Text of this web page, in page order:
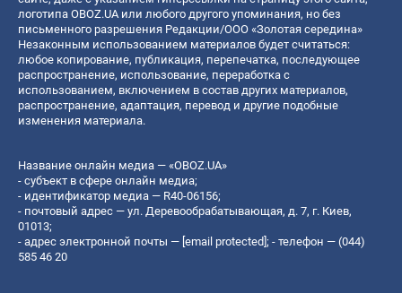
логотипа OBOZ.UA или любого другого упоминания, но без
письменного разрешения Редакции/ООО «Золотая середина»
Незаконным использованием материалов будет считаться:
любое копирование, публикация, перепечатка, последующее
распространение, использование, переработка с
использованием, включением в состав других материалов,
распространение, адаптация, перевод и другие подобные
изменения материала.
Название онлайн медиа — «OBOZ.UA»
- субъект в сфере онлайн медиа;
- идентификатор медиа — R40-06156;
- почтовый адрес — ул. Деревообрабатывающая, д. 7, г. Киев,
01013;
- адрес электронной почты — [email protected]; - телефон — (044)
585 46 20